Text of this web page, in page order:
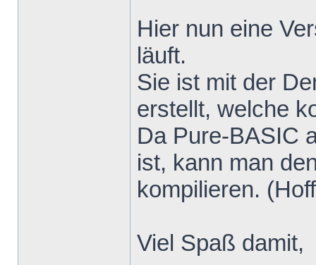
Hier nun eine
läuft.
Sie ist mit der
erstellt, welche
Da Pure-BASIC
ist, kann man
kompilieren.
Viel Spaß damit,